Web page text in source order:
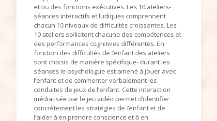
et ou des fonctions exécutives. Les 10 ateliers-
séances interactifs et ludiques comprennent
chacun 10 niveaux de difficultés croissantes. Les
10 ateliers sollicitent chacune des compétences et
des performances cognitives différentes. En
fonction des difficultés de l’enfant des ateliers
sont choisis de manière spécifique- durant les
séances le psychologue est amené à jouer avec
l’enfant et de commenter verbalement les
conduites de jeux de l’enfant. Cette interaction
médiatisée par le jeu vidéo permet d’identifier
concrètement les stratégies de l’enfant et de
l’aider à en prendre conscience et à en